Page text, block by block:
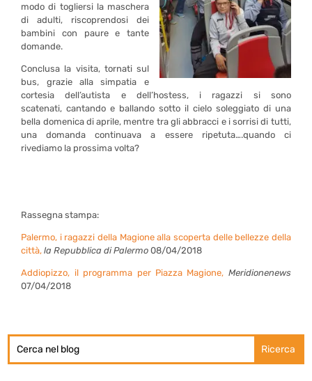
modo di togliersi la maschera
di adulti, riscoprendosi dei
bambini con paure e tante
domande.
Conclusa la visita, tornati sul
bus, grazie alla simpatia e
cortesia dell’autista e dell’hostess, i ragazzi si sono
scatenati, cantando e ballando sotto il cielo soleggiato di una
bella domenica di aprile, mentre tra gli abbracci e i sorrisi di tutti,
una domanda continuava a essere ripetuta….quando ci
rivediamo la prossima volta?
Rassegna stampa:
Palermo, i ragazzi della Magione alla scoperta delle bellezze della
città,la Repubblica di Palermo 08/04/2018
Addiopizzo, il programma per Piazza Magione, Meridionenews
07/04/2018